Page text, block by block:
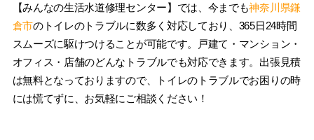
【みんなの生活水道修理センター】では、今までも神奈川県鎌
倉市のトイレのトラブルに数多く対応しており、365日24時間
スムーズに駆けつけることが可能です。戸建て・マンション・
オフィス・店舗のどんなトラブルでも対応できます。出張見積
は無料となっておりますので、トイレのトラブルでお困りの時
には慌てずに、お気軽にご相談ください！